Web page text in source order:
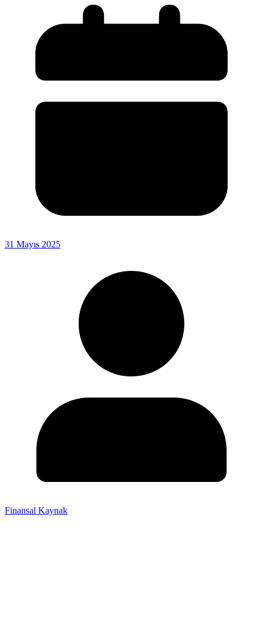
31 Mayıs 2025
Finansal Kaynak